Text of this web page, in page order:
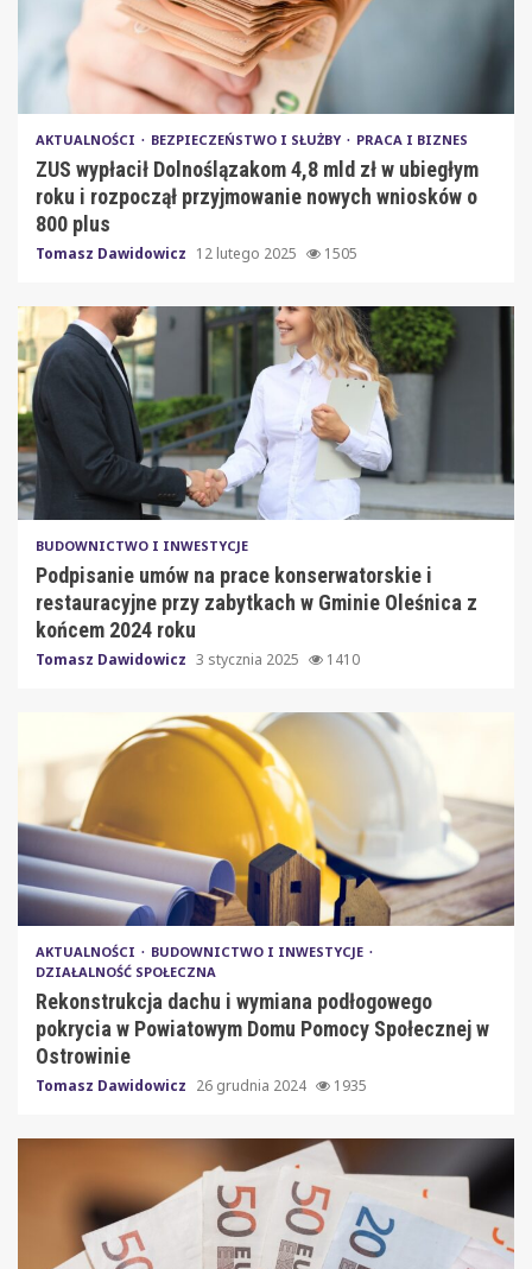
AKTUALNOŚCI BEZPIECZEŃSTWO I SŁUŻBY PRACA I BIZNES
ZUS wypłacił Dolnoślązakom 4,8 mld zł w ubiegłym
roku i rozpoczął przyjmowanie nowych wniosków o
800 plus
Tomasz Dawidowicz 12 lutego 2025 1505
BUDOWNICTWO I INWESTYCJE
Podpisanie umów na prace konserwatorskie i
restauracyjne przy zabytkach w Gminie Oleśnica z
końcem 2024 roku
Tomasz Dawidowicz 3 stycznia 2025 1410
AKTUALNOŚCI
BUDOWNICTWO I INWESTYCJE
DZIAŁALNOŚĆ SPOŁECZNA
Rekonstrukcja dachu i wymiana podłogowego
pokrycia w Powiatowym Domu Pomocy Społecznej w
Ostrowinie
Tomasz Dawidowicz 26 grudnia 2024 1935